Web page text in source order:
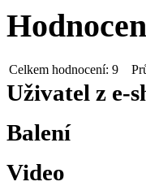
Celkem hodnocení: 9
Uživatel z e-
Balení
Video